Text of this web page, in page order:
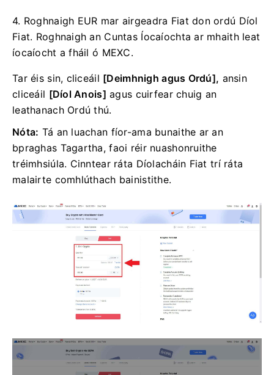
4. Roghnaigh EUR mar airgeadra Fiat don ordú Díol
Fiat. Roghnaigh an Cuntas Íocaíochta ar mhaith leat
íocaíocht a fháil ó MEXC.
Tar éis sin, cliceáil [Deimhnigh agus Ordú], ansin
cliceáil [Díol Anois] agus cuirfear chuig an
leathanach Ordú thú.
Nóta: Tá an luachan fíor-ama bunaithe ar an
bpraghas Tagartha, faoi réir nuashonruithe
tréimhsiúla. Cinntear ráta Díolacháin Fiat trí ráta
malairte comhlúthach bainistithe.